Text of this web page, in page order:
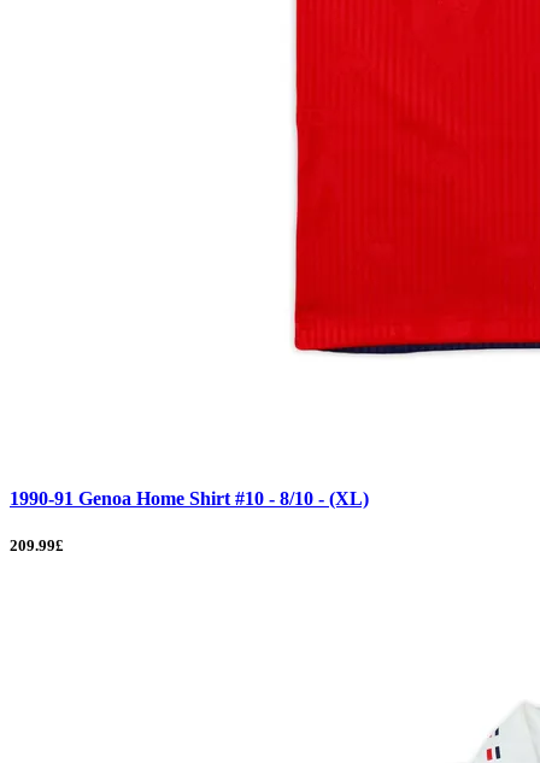
1990-91 Genoa Home Shirt #10 - 8/10 - (XL)
209.99£